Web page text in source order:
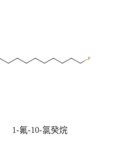
1-氟-10-氯癸烷